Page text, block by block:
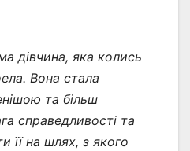
дівчина, яка колись
Вона стала
та більш
справедливості та
її на шлях, з якого